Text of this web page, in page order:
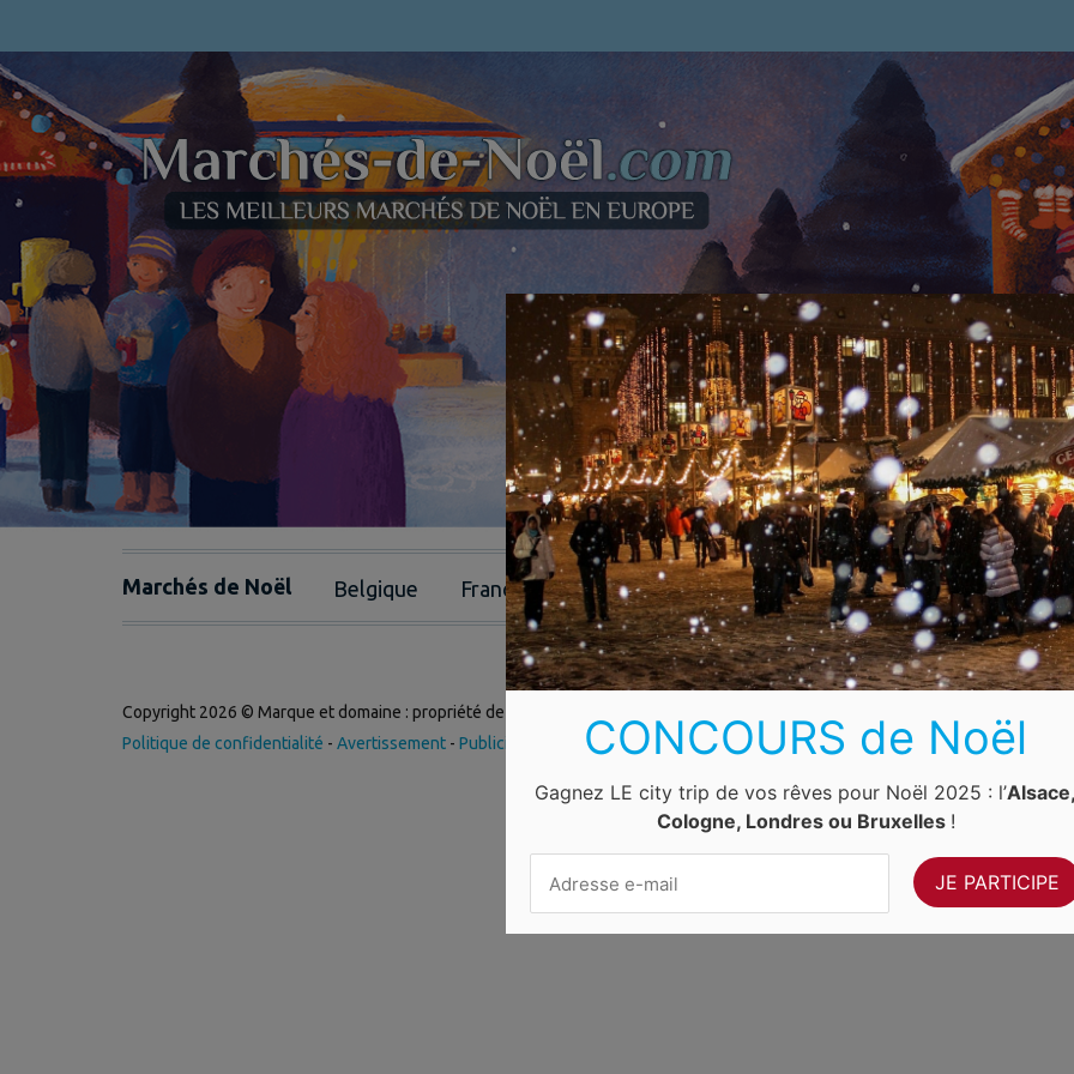
Marchés de Noël Belgique France Luxembourg Allemagne Pays-Bas Suisse
Copyright 2026 © Marque et domaine : propriété de
Politique de confidentialité - Avertissement - Publicité Contact -Newsletter
CONCOURS de Noël
Gagnez LE city trip de vos rêves pour Noël 2025 : l’
Cologne, Londres ou Bruxelles !